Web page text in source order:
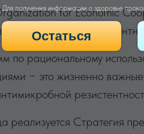
for Economic
росте
по рациональному
− это жизненно
реализуется Стратегия
Остаться